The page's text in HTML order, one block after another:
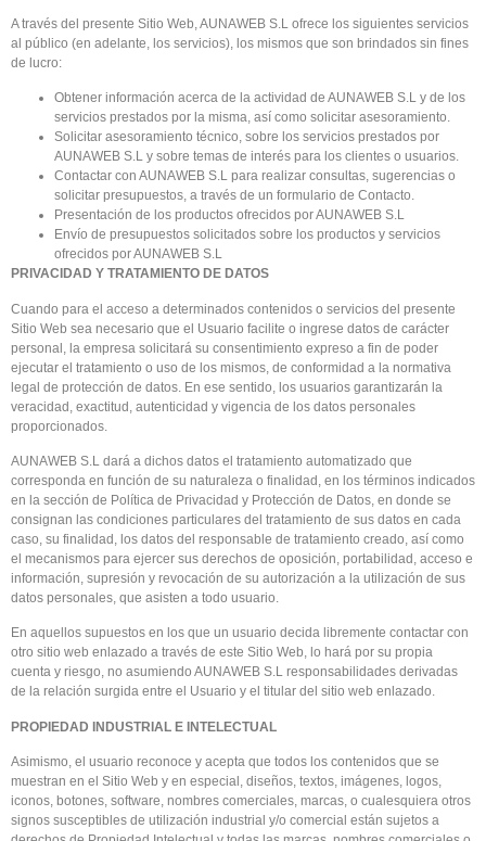
A través del presente Sitio Web, AUNAWEB S.L ofrece los siguientes servicios
al público (en adelante, los servicios), los mismos que son brindados sin fines
de lucro:
Obtener información acerca de la actividad de AUNAWEB S.L y de los
servicios prestados por la misma, así como solicitar asesoramiento.
Solicitar asesoramiento técnico, sobre los servicios prestados por
AUNAWEB S.L y sobre temas de interés para los clientes o usuarios.
Contactar con AUNAWEB S.L para realizar consultas, sugerencias o
solicitar presupuestos, a través de un formulario de Contacto.
Presentación de los productos ofrecidos por AUNAWEB S.L
Envío de presupuestos solicitados sobre los productos y servicios
ofrecidos por AUNAWEB S.L
PRIVACIDAD Y TRATAMIENTO DE DATOS
Cuando para el acceso a determinados contenidos o servicios del presente
Sitio Web sea necesario que el Usuario facilite o ingrese datos de carácter
personal, la empresa solicitará su consentimiento expreso a fin de poder
ejecutar el tratamiento o uso de los mismos, de conformidad a la normativa
legal de protección de datos. En ese sentido, los usuarios garantizarán la
veracidad, exactitud, autenticidad y vigencia de los datos personales
proporcionados.
AUNAWEB S.L dará a dichos datos el tratamiento automatizado que
corresponda en función de su naturaleza o finalidad, en los términos indicados
en la sección de Política de Privacidad y Protección de Datos, en donde se
consignan las condiciones particulares del tratamiento de sus datos en cada
caso, su finalidad, los datos del responsable de tratamiento creado, así como
el mecanismos para ejercer sus derechos de oposición, portabilidad, acceso e
información, supresión y revocación de su autorización a la utilización de sus
datos personales, que asisten a todo usuario.
En aquellos supuestos en los que un usuario decida libremente contactar con
otro sitio web enlazado a través de este Sitio Web, lo hará por su propia
cuenta y riesgo, no asumiendo AUNAWEB S.L responsabilidades derivadas
de la relación surgida entre el Usuario y el titular del sitio web enlazado.
PROPIEDAD INDUSTRIAL E INTELECTUAL
Asimismo, el usuario reconoce y acepta que todos los contenidos que se
muestran en el Sitio Web y en especial, diseños, textos, imágenes, logos,
iconos, botones, software, nombres comerciales, marcas, o cualesquiera otros
signos susceptibles de utilización industrial y/o comercial están sujetos a